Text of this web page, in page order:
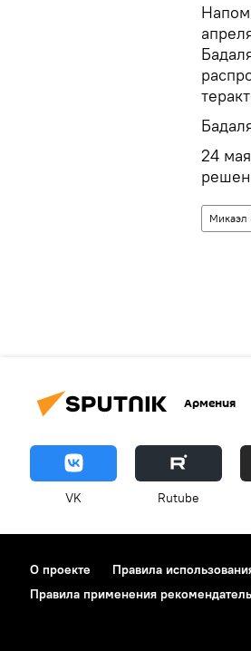
24
Микаэл
Армения
VK Rutube
О проекте Правила
Правила применения